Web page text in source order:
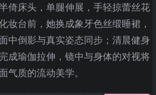
倚床头，单腿伸展，手轻掠蕾丝花
妆台前，她换成象牙色丝缎睡裙，
中倒影与真实姿态同步；清晨健身
成瑜伽拉伸，镜中与身体的对视将
气质的流动美学。